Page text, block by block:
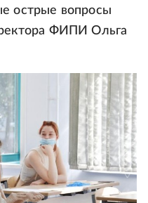
острые вопросы
ФИПИ Ольга